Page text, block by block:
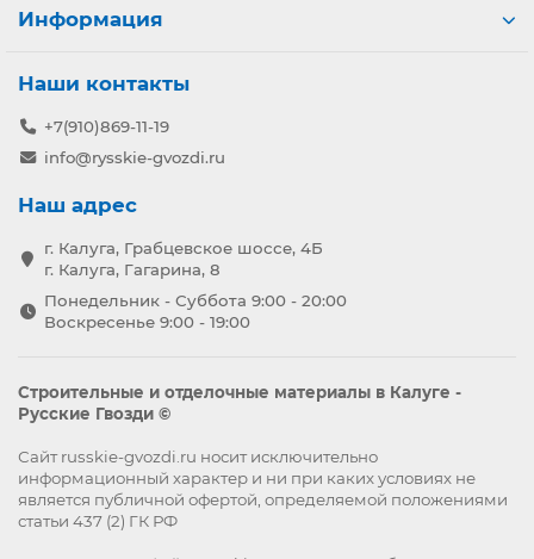
Информация
Наши контакты
+7(910)869-11-19
info@rysskie-gvozdi.ru
Наш адрес
г. Калуга, Грабцевское шоссе, 4Б
г. Калуга, Гагарина, 8
Понедельник - Суббота 9:00 - 20:00
Воскресенье 9:00 - 19:00
Строительные и отделочные материалы в Калуге -
Русские Гвозди ©
Сайт russkie-gvozdi.ru носит исключительно
информационный характер и ни при каких условиях не
является публичной офертой, определяемой положениями
статьи 437 (2) ГК РФ